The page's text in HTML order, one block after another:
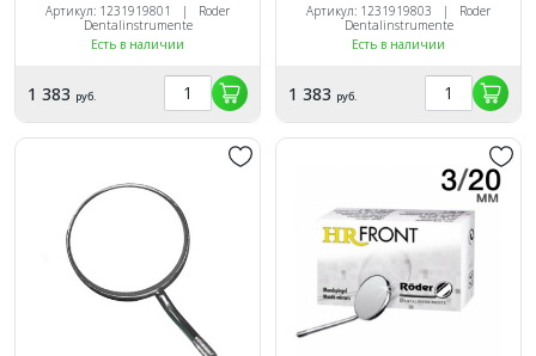
Артикул: 1231919801 | Roder
Dentalinstrumente
Есть в наличии
1 383 руб.
Артикул: 1231919803 | Roder
Dentalinstrumente
Есть в наличии
1 383 руб.